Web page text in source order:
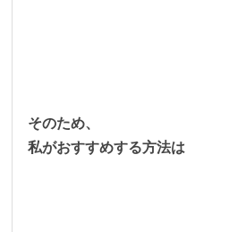
そのため、
私がおすすめする方法は